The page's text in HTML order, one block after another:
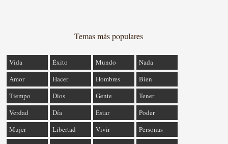
Temas más populares
Vida Éxito Mundo
Nada
Amor
Hacer Hombres
Bien
Tiempo
Dios Gente
Tener
Verdad
Día Estar
Poder
Mujer
Libertad Vivir
Personas